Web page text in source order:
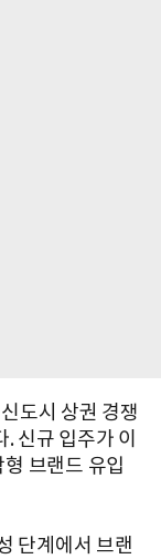
도시 상권 경쟁
신규 입주가 이
브랜드 유입
단계에서 브랜